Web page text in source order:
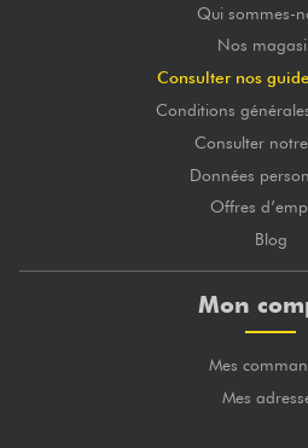
Qui sommes-
Nos
Consulter nos
Conditions
Consulter
Données
Offres
Blog
Mon
Mes
Mes